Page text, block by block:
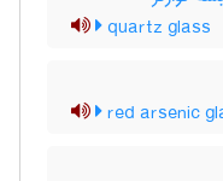
quartz glass
red arsenic